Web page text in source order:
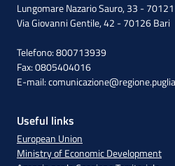
Lungomare Nazario Sauro, 33 -
Via Giovanni Gentile, 42 - 70126 Bari
Telefono: 800713939
Fax: 0805404016
E-mail:
Useful links
European Union
Ministry of Economic Development